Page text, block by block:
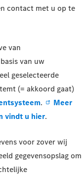
contact met u op te
van
van uw
geselecteerde
(= akkoord gaat)
.
Meer
vindt u hier.
voor zover wij
gegevensopslag om